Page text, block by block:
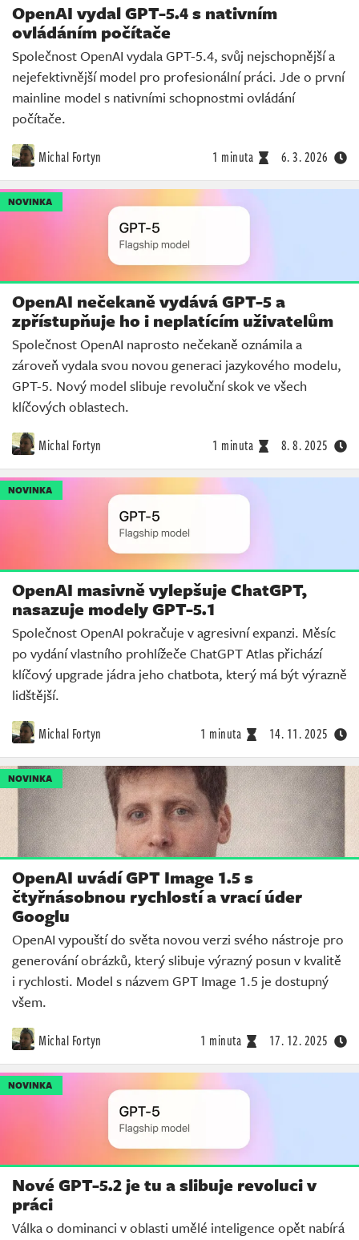
OpenAI vydal GPT-5.4 s nativním
ovládáním počítače
Společnost OpenAI vydala GPT-5.4, svůj nejschopnější a
nejefektivnější model pro profesionální práci. Jde o první
mainline model s nativními schopnostmi ovládání
počítače.
Michal Fortyn 1 minuta 6. 3. 2026
NOVINKA
OpenAI nečekaně vydává GPT-5 a
zpřístupňuje ho i neplatícím uživatelům
Společnost OpenAI naprosto nečekaně oznámila a
zároveň vydala svou novou generaci jazykového modelu,
GPT-5. Nový model slibuje revoluční skok ve všech
klíčových oblastech.
Michal Fortyn 1 minuta 8. 8. 2025
NOVINKA
OpenAI masivně vylepšuje ChatGPT,
nasazuje modely GPT-5.1
Společnost OpenAI pokračuje v agresivní expanzi. Měsíc
po vydání vlastního prohlížeče ChatGPT Atlas přichází
klíčový upgrade jádra jeho chatbota, který má být výrazně
lidštější.
Michal Fortyn 1 minuta 14. 11. 2025
NOVINKA
OpenAI uvádí GPT Image 1.5 s
čtyřnásobnou rychlostí a vrací úder
Googlu
OpenAI vypouští do světa novou verzi svého nástroje pro
generování obrázků, který slibuje výrazný posun v kvalitě
i rychlosti. Model s názvem GPT Image 1.5 je dostupný
všem.
Michal Fortyn 1 minuta 17. 12. 2025
NOVINKA
Nové GPT-5.2 je tu a slibuje revoluci v
práci
Válka o dominanci v oblasti umělé inteligence opět nabírá